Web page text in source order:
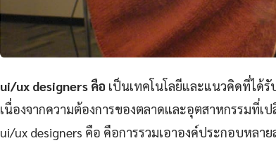
ui/ux designers คือ เป็นเทคโนโลยีและแนวคิดที่ได้
เนื่องจากความต้องการของตลาดและอุตสาหกรรมที่เ
ui/ux designers คือ คือการรวมเอาองค์ประกอบหล